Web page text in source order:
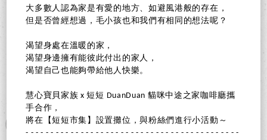
大多數人認為家是有愛的地方、如避風港般的存在，
但是否曾經想過，毛小孩也和我們有相同的想法呢？
渴望身處在溫暖的家，
渴望身邊擁有能彼此付出的家人，
渴望自己也能夠帶給他人快樂。
慧心寶貝家族 x 短短 DuanDuan 貓咪中途之家咖啡廳攜
手合作，
將在【短短市集】設置攤位，與粉絲們進行小活動～
- - - - - - - - - - - - - - - - - - - - - - - - - - - - - - - - - - - - - - - - - - -